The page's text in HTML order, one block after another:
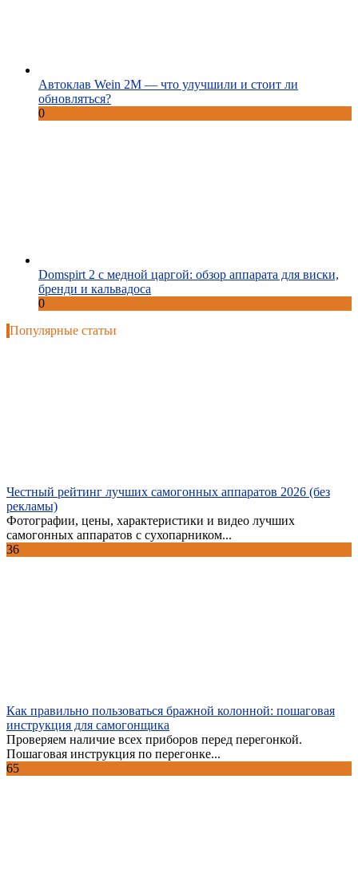
Автоклав Wein 2M — что улучшили и стоит ли
обновляться?
0
Domspirt 2 с медной царгой: обзор аппарата для виски,
бренди и кальвадоса
0
Популярные статьи
Честный рейтинг лучших самогонных аппаратов 2026 (без
рекламы)
Фотографии, цены, характеристики и видео лучших
самогонных аппаратов с сухопарником...
36
Как правильно пользоваться бражной колонной: пошаговая
инструкция для самогонщика
Проверяем наличие всех приборов перед перегонкой.
Пошаговая инструкция по перегонке...
65